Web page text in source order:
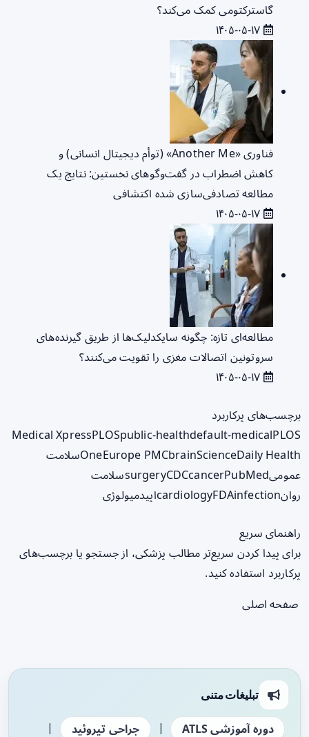
گاسترکتومی کمک می‌کند؟
فناوری «Another Me» (توأم دیجیتال انسانی) و
کاهش اضطراب در گفت‌وگوهای نخستین: نتایج یک
مطالعه تصادفی‌سازی شده اکتشافی
مطالعه‌ای تازه: چگونه سایکدلیک‌ها از طریق گیرنده‌های
سروتونین اتصالات مغزی را تقویت می‌کنند؟
برچسب‌های پرکاربرد
Medical XpressPLOSpublic-healthdefault-medicalPLOS
OneEurope PMCbrainScienceDaily Health
سلامت
عمومی
surgeryCDCcancerPubMed
سلامت
روان
cardiologyFDAinfection اپیدمیولوژی
راهنمای سریع
برای پیدا کردن سریع‌تر مطالب پزشکی، از جستجو یا برچسب‌های
پرکاربرد استفاده کنید.
صفحه اصلی
تبلیغات متنی
دوره آموزشی ATLS | جراحی تیروئید |